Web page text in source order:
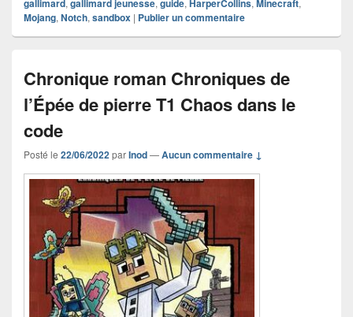
gallimard, gallimard jeunesse, guide, HarperCollins, Minecraft,
Mojang, Notch, sandbox | Publier un commentaire
Chronique roman Chroniques de
l’Épée de pierre T1 Chaos dans le
code
Posté le 22/06/2022parInod—Aucun commentaire ↓